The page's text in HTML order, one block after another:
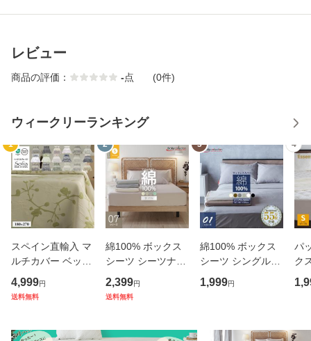
レビュー
商品の評価： -点 (0件)
ウィークリーランキング
1
スペイン直輸入 マ
ルチカバー ベッド
カバー ベッドスプ
レッド ブランケッ
4,999円
送料無料
2
綿100% ボックス
シーツ シーツナビ
付き 140cm×195c
m ダブル マットレ
07シリーズ メール
2,399円
送料無料
3
綿100% ボックス
シーツ シングル
(幅97×195cm) 85S
S(幅85×195cm) マ
1,999円
4
パ
ク
ス